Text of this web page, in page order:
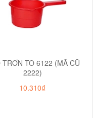
TRƠN TO 6122 (MÃ CŨ
2222)
10.310₫